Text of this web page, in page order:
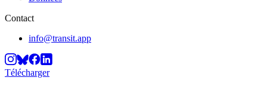
Contact
info@transit.app
Télécharger